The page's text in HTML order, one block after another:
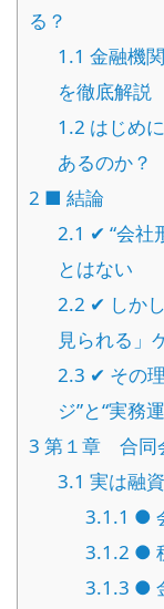
る？
1.1 金融機
を徹底解説
1.2 はじめ
あるのか？
2 ■ 結論
2.1 ✔ “会社
とはない
2.2 ✔ しか
見られる」
2.3 ✔ その
ジ”と“実務
3 第１章 合同
3.1 実は融
3.1.1 ●
3.1.2 ●
3.1.3 ●